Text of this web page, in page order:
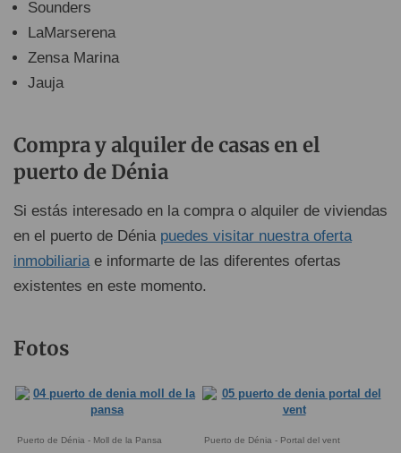
Sounders
LaMarserena
Zensa Marina
Jauja
Compra y alquiler de casas en el
puerto de Dénia
Si estás interesado en la compra o alquiler de viviendas
en el puerto de Dénia puedes visitar nuestra oferta
inmobiliariae informarte de las diferentes ofertas
existentes en este momento.
Fotos
Puerto de Dénia - Moll de la Pansa Puerto de Dénia - Portal del vent